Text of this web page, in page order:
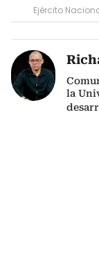
Ejército
la